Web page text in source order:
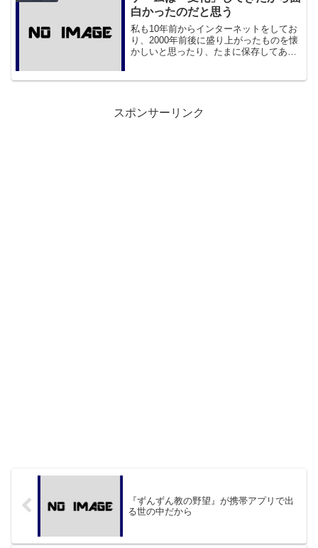
も数年前に居酒屋に変わっ...
白かったのだと思う
私も10年前からインターネットをしてお
り、2000年前後に盛り上がったものを懐
かしいと思ったり、たまに保存してある
スポンサーリンク
『ずんずん教の野望』が携帯アプリで出
る世の中だから